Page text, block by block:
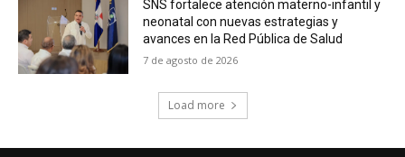
SNS fortalece atención materno-infantil y
neonatal con nuevas estrategias y
avances en la Red Pública de Salud
7 de agosto de 2026
Load more